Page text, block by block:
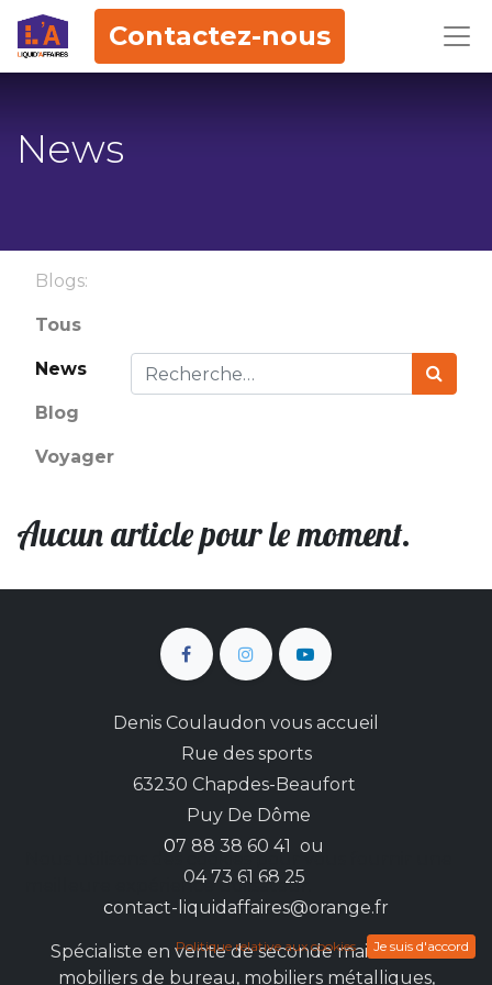
Contactez-nous
News
Blogs:
Tous
News
Blog
Voyager
Aucun article pour le moment.
Denis Coulaudon vous accueil
Rue des sports
63230 Chapdes-Beaufort
Puy De Dôme
07 88 38 60 41 ou
04 73 61 68 25
contact-liquidaffaires@orange.fr
Spécialiste en vente de seconde main sur les
mobiliers de bureau, mobiliers métalliques,
Nous utilisons des cookies pour vous fournir une
meilleure expérience utilisateur.
Politique relative aux cookies Je suis d'accord